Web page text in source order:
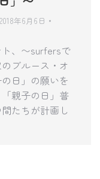
2018年6月6日
、〜surfersで
ブルース・オ
日」の願いを
親子の日」普
たちが計画し